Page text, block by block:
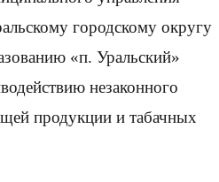
городскому округу
«п. Уральский»
незаконного
продукции и табачных